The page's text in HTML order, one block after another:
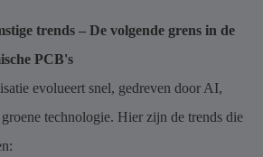
trends – De volgende grens in de
PCB's
evolueert snel, gedreven door AI,
technologie. Hier zijn de trends die